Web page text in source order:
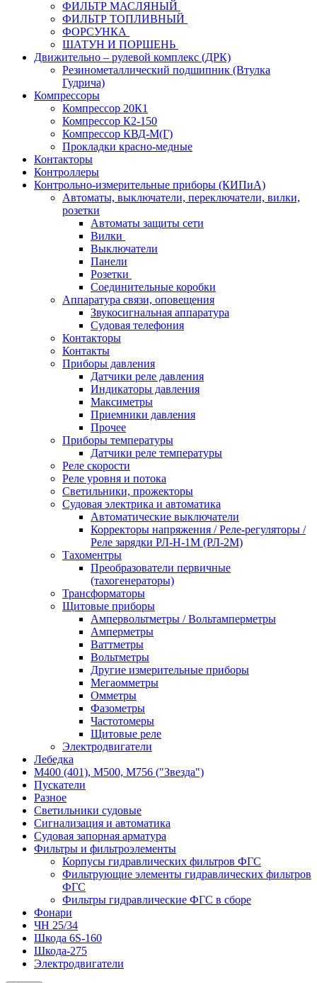
ФИЛЬТР МАСЛЯНЫЙ
ФИЛЬТР ТОПЛИВНЫЙ
ФОРСУНКА
ШАТУН И ПОРШЕНЬ
Движительно – рулевой комплекс (ДРК)
Резинометаллический подшипник (Втулка
Гудрича)
Компрессоры
Компрессор 20К1
Компрессор К2-150
Компрессор КВД-М(Г)
Прокладки красно-медные
Контакторы
Контроллеры
Контрольно-измерительные приборы (КИПиА)
Автоматы, выключатели, переключатели, вилки,
розетки
Автоматы защиты сети
Вилки
Выключатели
Панели
Розетки
Соединительные коробки
Аппаратура связи, оповещения
Звукосигнальная аппаратура
Судовая телефония
Контакторы
Контакты
Приборы давления
Датчики реле давления
Индикаторы давления
Максиметры
Приемники давления
Прочее
Приборы температуры
Датчики реле температуры
Реле скорости
Реле уровня и потока
Светильники, прожекторы
Судовая электрика и автоматика
Автоматические выключатели
Корректоры напряжения / Реле-регуляторы /
Реле зарядки РЛ-Н-1М (РЛ-2М)
Тахоментры
Преобразователи первичные
(тахогенераторы)
Трансформаторы
Щитовые приборы
Ампервольтметры / Вольтамперметры
Амперметры
Ваттметры
Вольтметры
Другие измерительные приборы
Мегаомметры
Омметры
Фазометры
Частотомеры
Щитовые реле
Электродвигатели
Лебедка
М400 (401), М500, М756 ("Звезда")
Пускатели
Разное
Светильники судовые
Сигнализация и автоматика
Судовая запорная арматура
Фильтры и фильтроэлементы
Корпусы гидравлических фильтров ФГС
Фильтрующие элементы гидравлических фильтров
ФГС
Фильтры гидравлические ФГС в сборе
Фонари
ЧН 25/34
Шкода 6S-160
Шкода-275
Электродвигатели